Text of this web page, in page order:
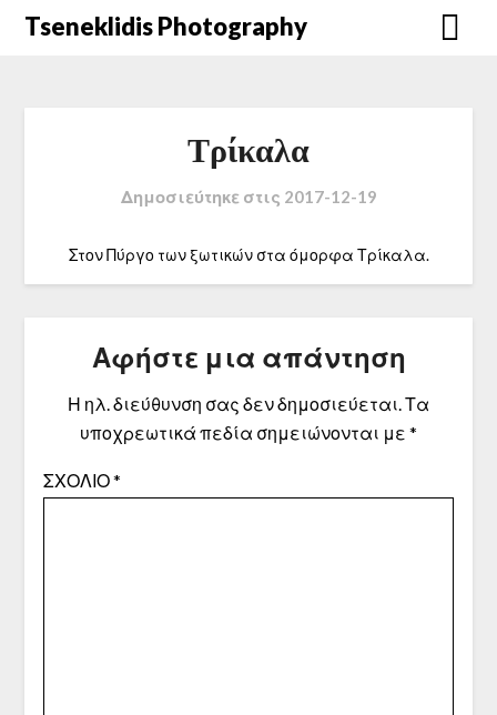
Μετάβαση
Tseneklidis Photography
Τρίκαλα
Δημοσιεύτηκε στις 2017-12-19
Στον Πύργο των ξωτικών στα όμορφα Τρίκαλα.
Αφήστε μια απάντηση
Η ηλ. διεύθυνση σας δεν δημοσιεύεται.Τα
υποχρεωτικά πεδία σημειώνονται με *
ΣΧΌΛΙΟ*